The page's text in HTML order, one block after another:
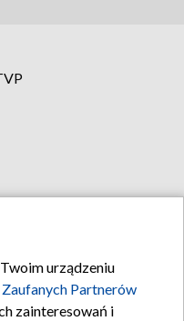
urządzeniu
Zaufanych Partnerów
zainteresowań i